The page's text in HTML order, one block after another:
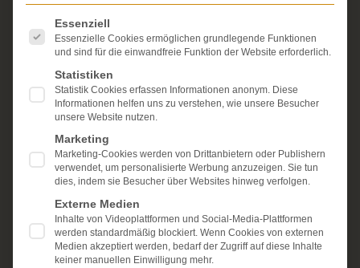
Mehr erfahren:
Unsere Kanzlei
Kostenlose Erstberatung
Es folgt eine Liste der Service-Gruppen, für die eine
Essenziell
Essenzielle Cookies ermöglichen grundlegende Funktionen
und sind für die einwandfreie Funktion der Website erforderlich.
Statistiken
Statistik Cookies erfassen Informationen anonym. Diese
Informationen helfen uns zu verstehen, wie unsere Besucher
unsere Website nutzen.
Marketing
Marketing-Cookies werden von Drittanbietern oder Publishern
verwendet, um personalisierte Werbung anzuzeigen. Sie tun
dies, indem sie Besucher über Websites hinweg verfolgen.
Externe Medien
Inhalte von Videoplattformen und Social-Media-Plattformen
werden standardmäßig blockiert. Wenn Cookies von externen
Medien akzeptiert werden, bedarf der Zugriff auf diese Inhalte
keiner manuellen Einwilligung mehr.